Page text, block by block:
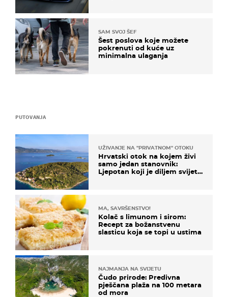
PUTOVANJA
UŽIVANJE NA "PRIVATNOM" OTOKU
Hrvatski otok na kojem živi
samo jedan stanovnik:
Ljepotan koji je diljem svijeta
MA, SAVRŠENSTVO!
Kolač s limunom i sirom:
Recept za božanstvenu
slasticu koja se topi u ustima
NAJMANJA NA SVIJETU
Čudo prirode: Predivna
pješčana plaža na 100 metara
od mora
SAM SVOJ ŠEF
Šest poslova koje možete
pokrenuti od kuće uz
minimalna ulaganja